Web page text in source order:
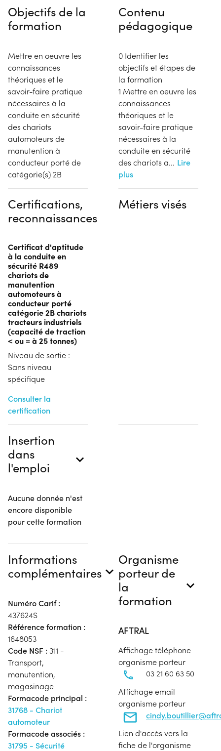
Objectifs de la
formation
Mettre en oeuvre les
connaissances
théoriques et le
savoir-faire pratique
nécessaires à la
conduite en sécurité
des chariots
automoteurs de
manutention à
conducteur porté de
catégorie(s) 2B
Contenu
pédagogique
0 Identifier les
objectifs et étapes de
la formation
1 Mettre en oeuvre les
connaissances
théoriques et le
savoir-faire pratique
nécessaires à la
conduite en sécurité
des chariots a... Lire
plus
Certifications,
reconnaissances
Certificat d'aptitude
à la conduite en
sécurité R489
chariots de
manutention
automoteurs à
conducteur porté
catégorie 2B chariots
tracteurs industriels
(capacité de traction
< ou = à 25 tonnes)
Niveau de sortie :
Sans niveau
spécifique
Consulter la
certification
Métiers visés
Insertion
dans
l'emploi
Aucune donnée n'est
encore disponible
pour cette formation
Informations
complémentaires
Numéro Carif :
437624S
Référence formation :
1648053
Code NSF : 311 -
Transport,
manutention,
magasinage
Formacode principal :
31768 - Chariot
automoteur
Formacode associés :
31795 - Sécurité
Organisme
porteur de
la
formation
AFTRAL
Affichage téléphone
organisme porteur
03 21 60 63 50
Affichage email
organisme porteur
Lien d'accès vers la
fiche de l'organisme